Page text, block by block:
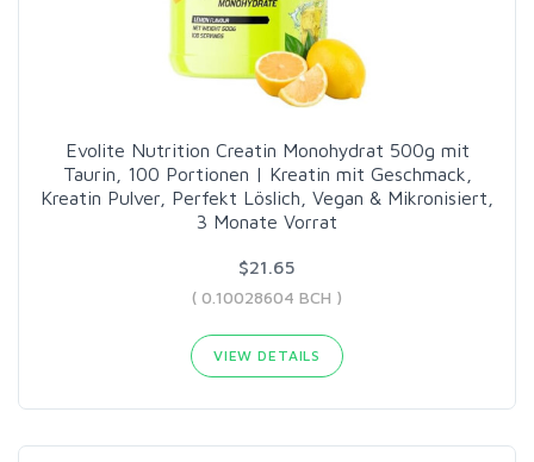
Evolite Nutrition Creatin Monohydrat 500g mit
Taurin, 100 Portionen | Kreatin mit Geschmack,
Kreatin Pulver, Perfekt Löslich, Vegan & Mikronisiert,
3 Monate Vorrat
$21.65
( 0.10028604 BCH )
VIEW DETAILS